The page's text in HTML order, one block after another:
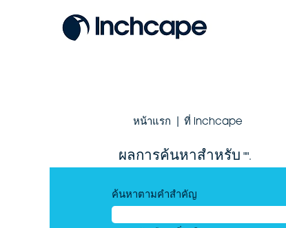
หน้าแรก ที่ inchcape
ผลการค้นหาสำหรับ "".
ค้นหาตามคำสำคัญ